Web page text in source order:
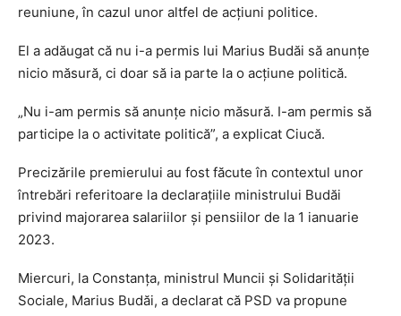
reuniune, în cazul unor altfel de acţiuni politice.
El a adăugat că nu i-a permis lui Marius Budăi să anunţe
nicio măsură, ci doar să ia parte la o acţiune politică.
„Nu i-am permis să anunţe nicio măsură. I-am permis să
participe la o activitate politică”, a explicat Ciucă.
Precizările premierului au fost făcute în contextul unor
întrebări referitoare la declaraţiile ministrului Budăi
privind majorarea salariilor şi pensiilor de la 1 ianuarie
2023.
Miercuri, la Constanţa, ministrul Muncii şi Solidarităţii
Sociale, Marius Budăi, a declarat că PSD va propune